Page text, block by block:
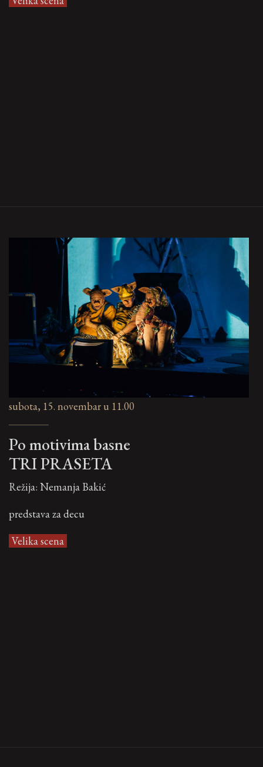
subota, 15. novembar u 11.00
Po motivima basne
TRI PRASETA
Režija: Nemanja Bakić
predstava za decu
Velika scena